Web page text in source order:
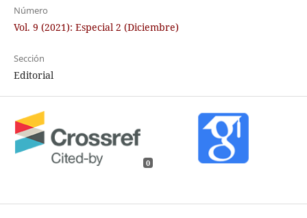
Número
Vol. 9 (2021): Especial 2 (Diciembre)
Sección
Editorial
0